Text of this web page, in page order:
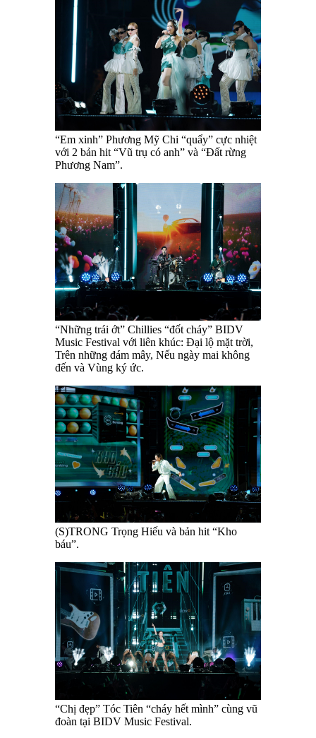
“Em xinh” Phương Mỹ Chi “quẩy” cực nhiệt
với 2 bản hit “Vũ trụ có anh” và “Đất rừng
Phương Nam”.
“Những trái ớt” Chillies “đốt cháy” BIDV
Music Festival với liên khúc: Đại lộ mặt trời,
Trên những đám mây, Nếu ngày mai không
đến và Vùng ký ức.
(S)TRONG Trọng Hiếu và bản hit “Kho
báu”.
“Chị đẹp” Tóc Tiên “cháy hết mình” cùng vũ
đoàn tại BIDV Music Festival.